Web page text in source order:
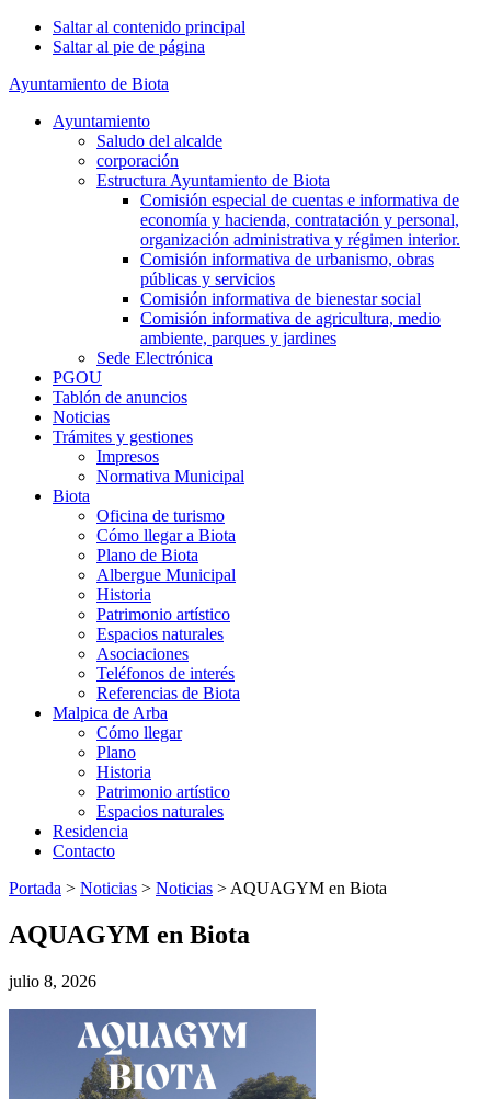
Saltar al contenido principal
Saltar al pie de página
Ayuntamiento de Biota
Ayuntamiento
Saludo del alcalde
corporación
Estructura Ayuntamiento de Biota
Comisión especial de cuentas e informativa de
economía y hacienda, contratación y personal,
organización administrativa y régimen interior.
Comisión informativa de urbanismo, obras
públicas y servicios
Comisión informativa de bienestar social
Comisión informativa de agricultura, medio
ambiente, parques y jardines
Sede Electrónica
PGOU
Tablón de anuncios
Noticias
Trámites y gestiones
Impresos
Normativa Municipal
Biota
Oficina de turismo
Cómo llegar a Biota
Plano de Biota
Albergue Municipal
Historia
Patrimonio artístico
Espacios naturales
Asociaciones
Teléfonos de interés
Referencias de Biota
Malpica de Arba
Cómo llegar
Plano
Historia
Patrimonio artístico
Espacios naturales
Residencia
Contacto
Portada > Noticias > Noticias > AQUAGYM en Biota
AQUAGYM en Biota
julio 8, 2026